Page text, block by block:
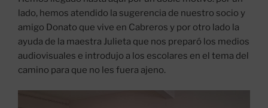
lado, hemos atendido la sugerencia de nuestro socio y
amigo Donato que vive en Cabreros y por otro lado la
ayuda de la maestra Julieta que nos preparó los medios
audiovisuales e introdujo a los escolares en el tema del
camino para que no les fuera ajeno.